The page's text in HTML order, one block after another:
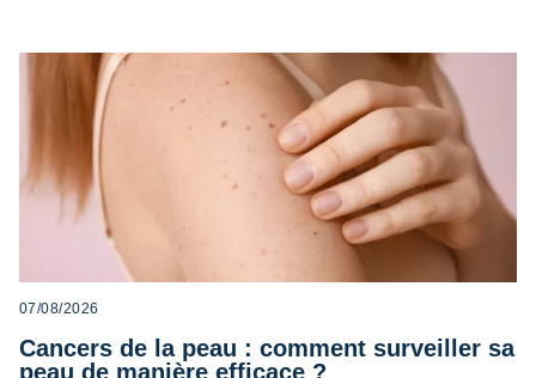
07/08/2026
Cancers de la peau : comment surveiller sa
peau de manière efficace ?